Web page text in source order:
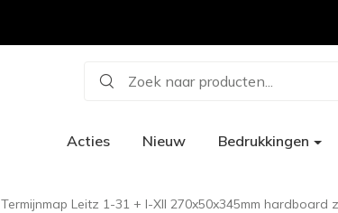
Zoek naar producten...
Acties Nieuw Bedrukkingen
Termijnmap Leitz 1-31 + I-XII 270x50x345mm hardboard